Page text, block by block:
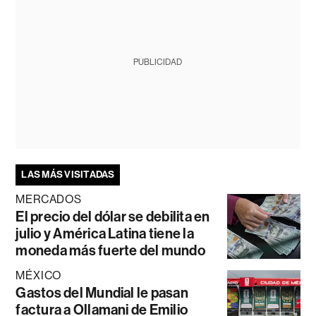
PUBLICIDAD
LAS MÁS VISITADAS
MERCADOS
El precio del dólar se debilita en
julio y América Latina tiene la
moneda más fuerte del mundo
MÉXICO
Gastos del Mundial le pasan
factura a Ollamani de Emilio